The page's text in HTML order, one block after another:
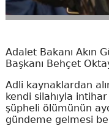
Adalet Bakanı Akın
Başkanı Behçet
Adli kaynaklardan
kendi silahıyla
şüpheli ölümünün
gündeme gelmesi